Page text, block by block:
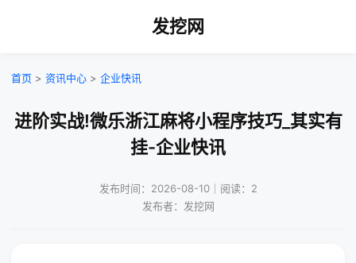
发挖网
首页 > 资讯中心 > 企业快讯
进阶实战!微乐浙江麻将小程序技巧_其实有
挂-企业快讯
发布时间：2026-08-10｜阅读：2
发布者：发挖网